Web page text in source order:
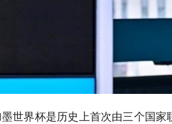
世界杯是历史上首次由三个国